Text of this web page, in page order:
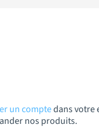
un comptedans votre
nos produits.